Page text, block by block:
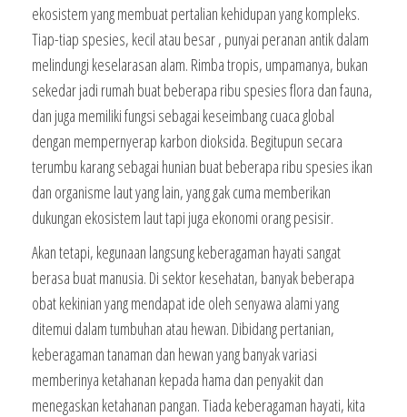
ekosistem yang membuat pertalian kehidupan yang kompleks.
Tiap-tiap spesies, kecil atau besar , punyai peranan antik dalam
melindungi keselarasan alam. Rimba tropis, umpamanya, bukan
sekedar jadi rumah buat beberapa ribu spesies flora dan fauna,
dan juga memiliki fungsi sebagai keseimbang cuaca global
dengan mempernyerap karbon dioksida. Begitupun secara
terumbu karang sebagai hunian buat beberapa ribu spesies ikan
dan organisme laut yang lain, yang gak cuma memberikan
dukungan ekosistem laut tapi juga ekonomi orang pesisir.
Akan tetapi, kegunaan langsung keberagaman hayati sangat
berasa buat manusia. Di sektor kesehatan, banyak beberapa
obat kekinian yang mendapat ide oleh senyawa alami yang
ditemui dalam tumbuhan atau hewan. Dibidang pertanian,
keberagaman tanaman dan hewan yang banyak variasi
memberinya ketahanan kepada hama dan penyakit dan
menegaskan ketahanan pangan. Tiada keberagaman hayati, kita